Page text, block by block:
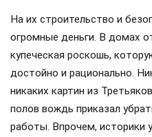
На их строительство и
огромные деньги. В домах
купеческая роскошь,
достойно и рационально.
никаких картин из
полов вождь приказал
работы. Впрочем, историки